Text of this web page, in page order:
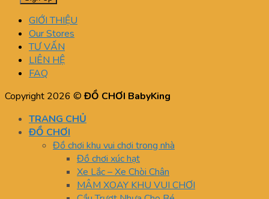
GIỚI THIỆU
Our Stores
TƯ VẤN
LIÊN HỆ
FAQ
Copyright 2026 ©ĐỒ CHƠI BabyKing
TRANG CHỦ
ĐỒ CHƠI
Đồ chơi khu vui chơi trong nhà
Đồ chơi xúc hạt
Xe Lắc – Xe Chòi Chân
MÂM XOAY KHU VUI CHƠI